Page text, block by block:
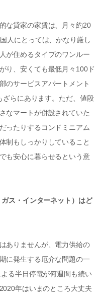
な貸家の家賃は、月々約20
人にとっては、かなり厳し
が住めるタイプのワンルー
り、安くても最低月々100ド
のサービスアパートメント
ざらにあります。ただ、値段
なマートが併設されていた
ったりするコンドミニアム
制もしっかりしていること
も安心に暮らせるという意
ス・インターネット）はど
ありませんが、電力供給の
に発生する厄介な問題の一
る半日停電が何週間も続い
年はいまのところ大丈夫